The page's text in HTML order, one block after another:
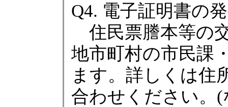
Q4. 電子証明書の
住民票謄本等の
地市町村の市民課
ます。詳しくは住
合わせください。